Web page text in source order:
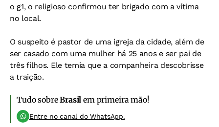
o g1, o religioso confirmou ter brigado com a vítima
no local.
O suspeito é pastor de uma igreja da cidade, além de
ser casado com uma mulher há 25 anos e ser pai de
três filhos. Ele temia que a companheira descobrisse
a traição.
Tudo sobreBrasil em primeira mão!
Entre no canal do WhatsApp.